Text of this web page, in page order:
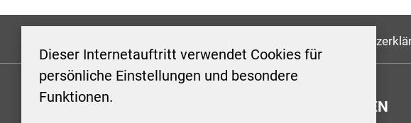
Dieser Internetauftritt verwendet Cookies für
persönliche Einstellungen und besondere
Funktionen.
KONTAKT
ÖFFNUNGSZEITEN